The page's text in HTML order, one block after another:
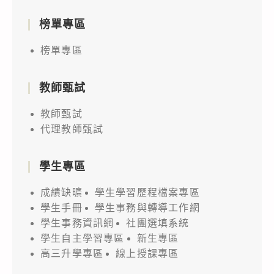
榜單專區
榜單專區
教師甄試
教師甄試
代理教師甄試
學生專區
成績缺曠
學生學習歷程檔案專區
學生手冊
學生事務與轉導工作網
學生事務資訊網
社團選填系統
學生自主學習專區
新生專區
高三升學專區
線上授課專區